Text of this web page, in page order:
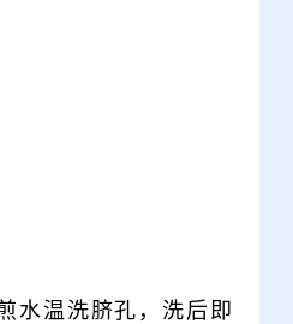
水温洗脐孔，洗后即